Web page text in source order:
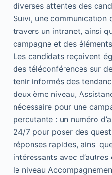
diverses attentes des
Suivi, une communication
travers un intranet, ainsi
campagne et des
Les candidats reçoivent
des téléconférences sur
tenir informés des
deuxième niveau,
nécessaire pour une
percutante : un numéro
24/7 pour poser des
réponses rapides, ainsi
intéressants avec
le niveau